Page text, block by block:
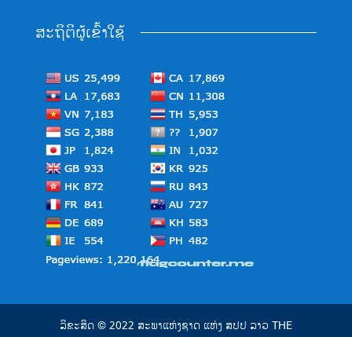
ສະຖິຕິຜູ້ເຂົ້າໃຊ້
ລິຂະສິດ © 2022 ສະພາແຫ່ງຊາດ ແຫ່ງ ສປປ ລາວ THE